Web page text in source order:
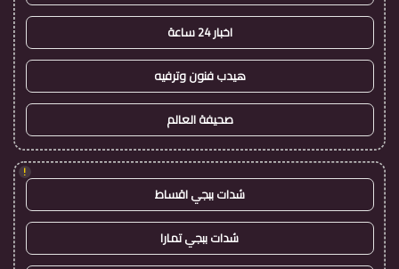
اخبار 24 ساعة
هيدب فنون وترفيه
صحيفة العالم
!
شدات ببجي اقساط
شدات ببجي تمارا